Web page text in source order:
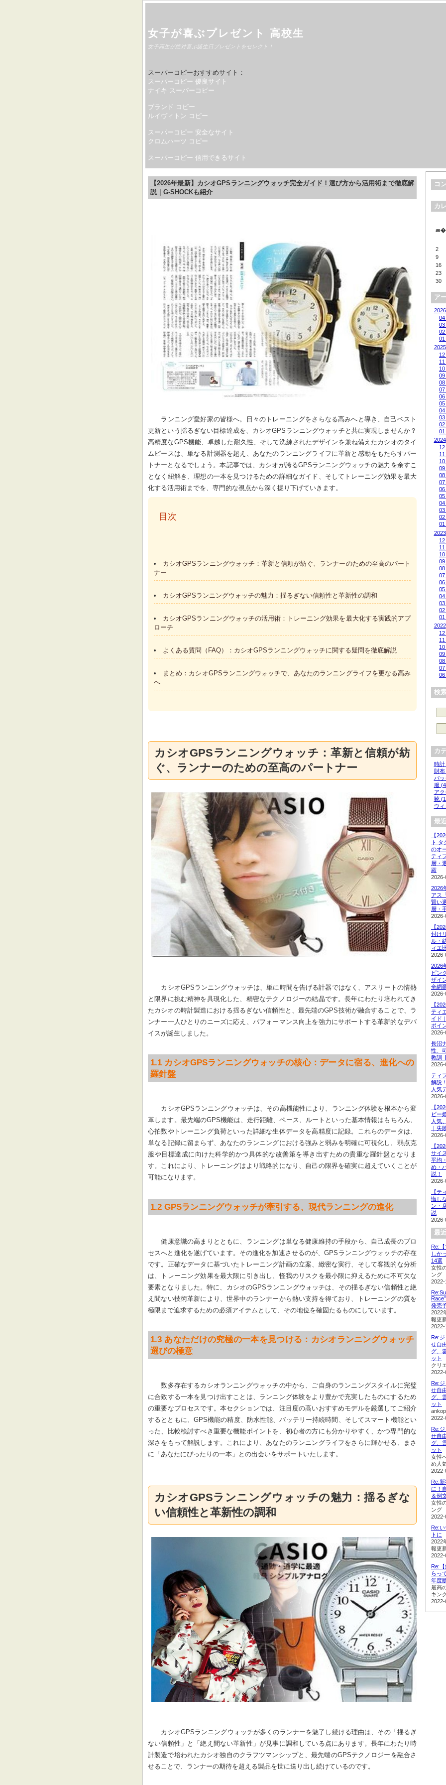
女子が喜ぶプレゼント 高校生
女子高生が絶対喜ぶ誕生日プレゼントをセレクト！
スーパーコピーおすすめサイト：
スーパーコピー 優良サイト
ナイキ スーパーコピー
ブランド コピー
ルイヴィトン コピー
スーパーコピー 安全なサイト
クロムハーツ コピー
スーパーコピー 信用できるサイト
【2026年最新】カシオGPSランニングウォッチ完全ガイド！選び方から活用術まで徹底解
説｜G-SHOCKも紹介
ランニング愛好家の皆様へ。日々のトレーニングをさらなる高みへと導き、自己ベスト
更新という揺るぎない目標達成を、カシオGPSランニングウォッチと共に実現しませんか？
高精度なGPS機能、卓越した耐久性、そして洗練されたデザインを兼ね備えたカシオのタイ
ムピースは、単なる計測器を超え、あなたのランニングライフに革新と感動をもたらすパー
トナーとなるでしょう。本記事では、カシオが誇るGPSランニングウォッチの魅力を余すこ
となく紐解き、理想の一本を見つけるための詳細なガイド、そしてトレーニング効果を最大
化する活用術までを、専門的な視点から深く掘り下げていきます。
  目次
カシオGPSランニングウォッチ：革新と信頼が紡ぐ、ランナーのための至高のパート
ナー
カシオGPSランニングウォッチの魅力：揺るぎない信頼性と革新性の調和
カシオGPSランニングウォッチの活用術：トレーニング効果を最大化する実践的アプ
ローチ
よくある質問（FAQ）：カシオGPSランニングウォッチに関する疑問を徹底解説
まとめ：カシオGPSランニングウォッチで、あなたのランニングライフを更なる高み
へ
カシオGPSランニングウォッチ：革新と信頼が紡
ぐ、ランナーのための至高のパートナー
カシオGPSランニングウォッチは、単に時間を告げる計器ではなく、アスリートの情熱
と限界に挑む精神を具現化した、精密なテクノロジーの結晶です。長年にわたり培われてき
たカシオの時計製造における揺るぎない信頼性と、最先端のGPS技術が融合することで、ラ
ンナー一人ひとりのニーズに応え、パフォーマンス向上を強力にサポートする革新的なデバ
イスが誕生しました。
1.1 カシオGPSランニングウォッチの核心：データに宿る、進化への
羅針盤
カシオGPSランニングウォッチは、その高機能性により、ランニング体験を根本から変
革します。最先端のGPS機能は、走行距離、ペース、ルートといった基本情報はもちろん、
心拍数やトレーニング負荷といった詳細な生体データを高精度に記録。これらのデータは、
単なる記録に留まらず、あなたのランニングにおける強みと弱みを明確に可視化し、弱点克
服や目標達成に向けた科学的かつ具体的な改善策を導き出すための貴重な羅針盤となりま
す。これにより、トレーニングはより戦略的になり、自己の限界を確実に超えていくことが
可能になります。
1.2 GPSランニングウォッチが牽引する、現代ランニングの進化
健康意識の高まりとともに、ランニングは単なる健康維持の手段から、自己成長のプロ
セスへと進化を遂げています。その進化を加速させるのが、GPSランニングウォッチの存在
です。正確なデータに基づいたトレーニング計画の立案、緻密な実行、そして客観的な分析
は、トレーニング効果を最大限に引き出し、怪我のリスクを最小限に抑えるために不可欠な
要素となりました。特に、カシオのGPSランニングウォッチは、その揺るぎない信頼性と絶
え間ない技術革新により、世界中のランナーから熱い支持を得ており、トレーニングの質を
極限まで追求するための必須アイテムとして、その地位を確固たるものにしています。
1.3 あなただけの究極の一本を見つける：カシオランニングウォッチ
選びの極意
数多存在するカシオランニングウォッチの中から、ご自身のランニングスタイルに完璧
に合致する一本を見つけ出すことは、ランニング体験をより豊かで充実したものにするため
の重要なプロセスです。本セクションでは、注目度の高いおすすめモデルを厳選してご紹介
するとともに、GPS機能の精度、防水性能、バッテリー持続時間、そしてスマート機能とい
った、比較検討すべき重要な機能ポイントを、初心者の方にも分かりやすく、かつ専門的な
深さをもって解説します。これにより、あなたのランニングライフをさらに輝かせる、まさ
に「あなたにぴったりの一本」との出会いをサポートいたします。
カシオGPSランニングウォッチの魅力：揺るぎな
い信頼性と革新性の調和
カシオGPSランニングウォッチが多くのランナーを魅了し続ける理由は、その「揺るぎ
ない信頼性」と「絶え間ない革新性」が見事に調和している点にあります。長年にわたり時
計製造で培われたカシオ独自のクラフツマンシップと、最先端のGPSテクノロジーを融合さ
せることで、ランナーの期待を超える製品を世に送り出し続けているのです。
コ
カ
2
9
16
23
30
ア
2026
04
03
02
01
2025
12
11
10
09
08
07
06
05
04
03
02
01
2024
12
11
10
09
08
07
06
05
04
03
02
01
2023
12
11
10
09
08
07
06
05
04
03
02
01
2022
12
11
10
09
08
07
06
検
カ
時計
財布
バッ
服
ア
靴
ウ
最
【
ト
のオ
ティ
層・
羅
2026-
2026
アス
賢い
層・
2026-
【
付け
ル・
ィエ
2026-
2026
ピン
ザイ
全網
2026-
【
ティ
イド
ポイ
2026-
長沼
性、
教訓
2026-
ティ
解説
人気
2026-
【
ビー
人気
｜失
2026-
【
サイ
平均
め・
説！
2026-
【テ
悔し
ン・
説
2026-
最
Re:
しか
14選
女性
ング
2022-
発売
2022
報更
2022-
Re:ジ
せ自
グ、
ット
クリ
2022-
Re:ジ
せ自
グ、
ット
2022-
Re:ジ
せ自
グ、
ット
女性
め人
2022-
Re:
に！
＆例
女性
ング
2022-
Re:
トに
2022
報更
2022-
Re:
らっ
年度
最高
キン
2022-